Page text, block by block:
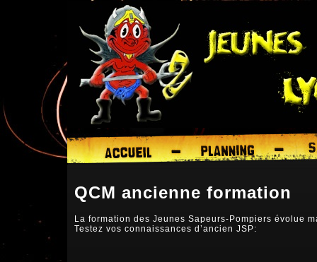
QCM ancienne formation
La formation des Jeunes Sapeurs-Pompiers évolue
Testez vos connaissances d’ancien JSP: